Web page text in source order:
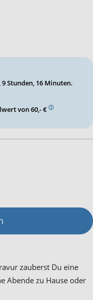
9 Stunden, 16 Minuten.
von 60,- € ⓘ
zauberst Du eine
Abende zu Hause oder